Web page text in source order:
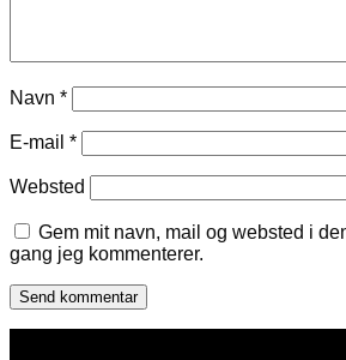
Navn *
E-mail *
Websted
Gem mit navn, mail og websted i
gang jeg kommenterer.